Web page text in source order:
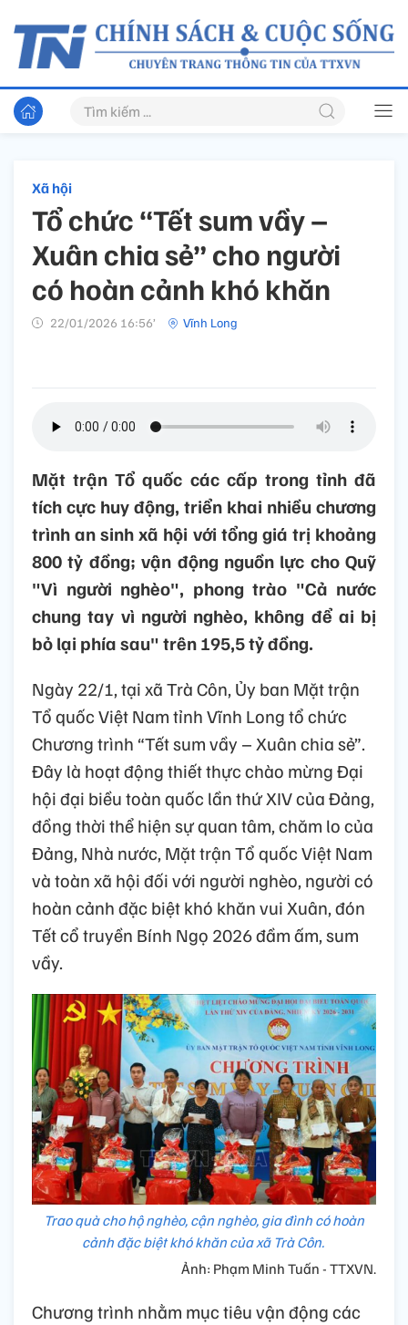
Xã hội
Tổ chức “Tết sum vầy –
Xuân chia sẻ” cho người
có hoàn cảnh khó khăn
22/01/2026 16:56’ Vĩnh Long
Mặt trận Tổ quốc các cấp trong tỉnh đã
tích cực huy động, triển khai nhiều chương
trình an sinh xã hội với tổng giá trị khoảng
800 tỷ đồng; vận động nguồn lực cho Quỹ
"Vì người nghèo", phong trào "Cả nước
chung tay vì người nghèo, không để ai bị
bỏ lại phía sau" trên 195,5 tỷ đồng.
Ngày 22/1, tại xã Trà Côn, Ủy ban Mặt trận
Tổ quốc Việt Nam tỉnh Vĩnh Long tổ chức
Chương trình “Tết sum vầy – Xuân chia sẻ”.
Đây là hoạt động thiết thực chào mừng Đại
hội đại biều toàn quốc lần thứ XIV của Đảng,
đồng thời thể hiện sự quan tâm, chăm lo của
Đảng, Nhà nước, Mặt trận Tổ quốc Việt Nam
và toàn xã hội đối với người nghèo, người có
hoàn cảnh đặc biệt khó khăn vui Xuân, đón
Tết cổ truyền Bính Ngọ 2026 đầm ấm, sum
vầy.
Trao quà cho hộ nghèo, cận nghèo, gia đình có hoàn
cảnh đặc biệt khó khăn của xã Trà Côn.
Ảnh: Phạm Minh Tuấn - TTXVN.
Chương trình nhằm mục tiêu vận động các